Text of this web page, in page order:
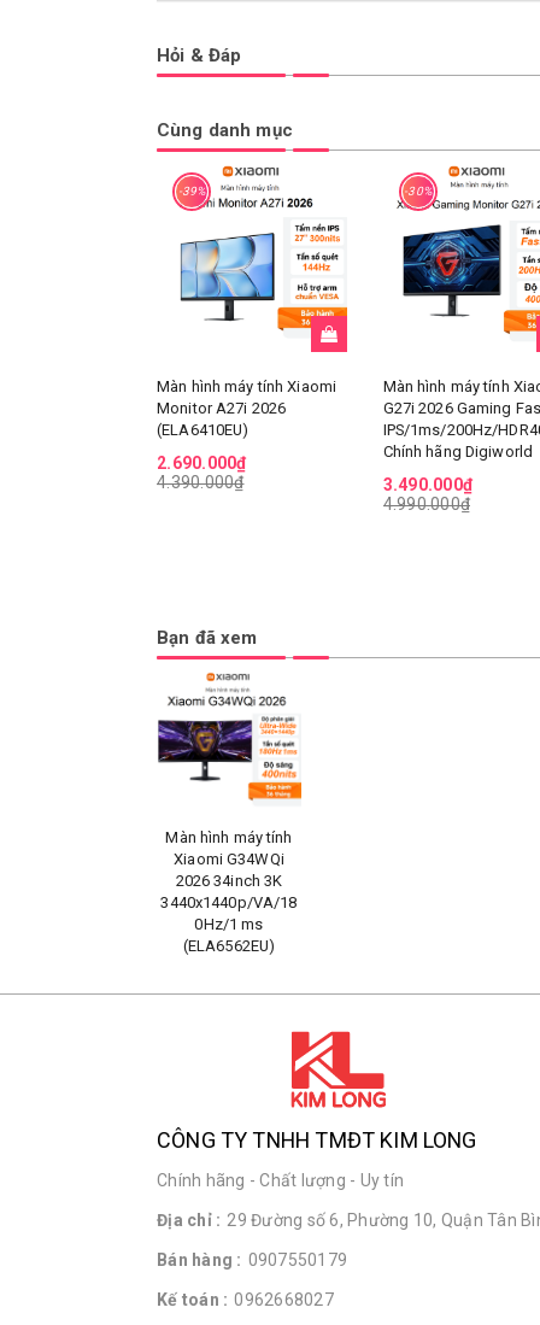
Hỏi & Đáp
Cùng danh mục
-39%
Màn hình máy tính Xiaomi
Monitor A27i 2026
(ELA6410EU)
2.690.000₫
4.390.000₫
-30%
Màn hình máy tính
G27i 2026 Gaming
IPS/1ms/200Hz/
Chính hãng Digiworld
3.490.000₫
4.990.000₫
Bạn đã xem
Màn hình máy tính
Xiaomi G34WQi
2026 34inch 3K
3440x1440p/VA/18
0Hz/1 ms
(ELA6562EU)
CÔNG TY TNHH TMĐT KIM LONG
Chính hãng - Chất lượng - Uy tín
Địa chỉ : 29 Đường số 6, Phường 10, Quận Tân
Bán hàng : 0907550179
Kế toán : 0962668027